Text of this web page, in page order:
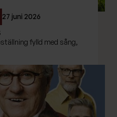
27 juni 2026
fylld med sång,